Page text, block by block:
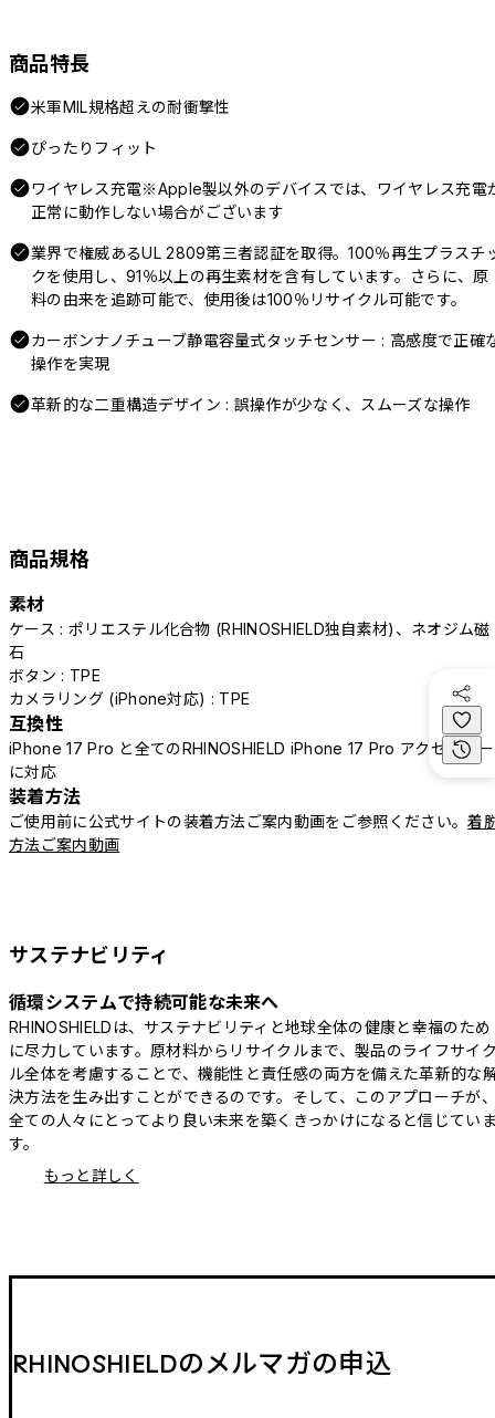
商品特長
米軍MIL規格超えの耐衝撃性
ぴったりフィット
ワイヤレス充電※Apple製以外のデバイスでは、ワイヤレス充電
正常に動作しない場合がございます
業界で権威あるUL 2809第三者認証を取得。100％再生プラスチ
クを使用し、91％以上の再生素材を含有しています。さらに、原
料の由来を追跡可能で、使用後は100％リサイクル可能です。
カーボンナノチューブ静電容量式タッチセンサー : 高感度で正確
操作を実現
革新的な二重構造デザイン : 誤操作が少なく、スムーズな操作
商品規格
素材
ケース : ポリエステル化合物 (RHINOSHIELD独自素材)、ネオジム磁
石
ボタン : TPE
カメラリング (iPhone対応) : TPE
互換性
iPhone 17 Pro と全てのRHINOSHIELD iPhone 17 Pro アクセサリー
に対応
装着方法
ご使用前に公式サイトの装着方法ご案内動画をご参照ください。着
方法ご案内動画
サステナビリティ
循環システムで持続可能な未来へ
RHINOSHIELDは、サステナビリティと地球全体の健康と幸福のため
に尽力しています。原材料からリサイクルまで、製品のライフサイ
ル全体を考慮することで、機能性と責任感の両方を備えた革新的な
決方法を生み出すことができるのです。そして、このアプローチが
全ての人々にとってより良い未来を築くきっかけになると信じてい
す。
もっと詳しく
RHINOSHIELDのメルマガの申込